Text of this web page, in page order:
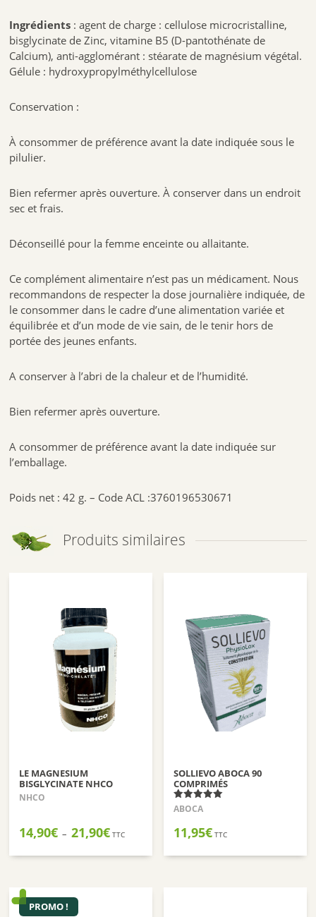
Ingrédients : agent de charge : cellulose microcristalline,
bisglycinate de Zinc, vitamine B5 (D-pantothénate de
Calcium), anti-agglomérant : stéarate de magnésium végétal.
Gélule : hydroxypropylméthylcellulose
Conservation :
À consommer de préférence avant la date indiquée sous le
pilulier.
Bien refermer après ouverture. À conserver dans un endroit
sec et frais.
Déconseillé pour la femme enceinte ou allaitante.
Ce complément alimentaire n’est pas un médicament. Nous
recommandons de respecter la dose journalière indiquée, de
le consommer dans le cadre d’une alimentation variée et
équilibrée et d’un mode de vie sain, de le tenir hors de
portée des jeunes enfants.
A conserver à l’abri de la chaleur et de l’humidité.
Bien refermer après ouverture.
A consommer de préférence avant la date indiquée sur
l’emballage.
Poids net : 42 g. – Code ACL :3760196530671
Produits similaires
LE MAGNESIUM
BISGLYCINATE NHCO
NHCO
14,90€ – 21,90€
prix :
TTC
SOLLIEVO ABOCA 90
COMPRIMÉS
Note
5.00
ABOCA
11,95€ TTC
PROMO !